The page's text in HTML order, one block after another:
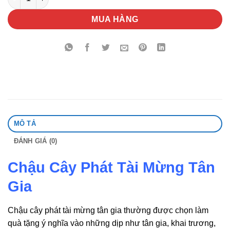
MUA HÀNG
MÔ TẢ
ĐÁNH GIÁ (0)
Chậu Cây Phát Tài Mừng Tân
Gia
Chậu cây phát tài mừng tân gia thường được chọn làm
quà tặng ý nghĩa vào những dịp như tân gia, khai trương,